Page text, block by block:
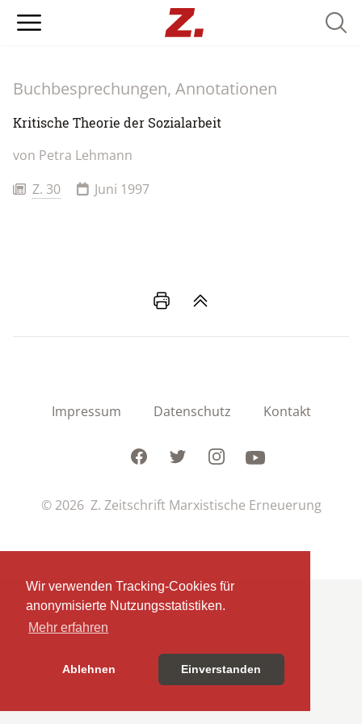
Wir verwenden Tracking-Cookies für
anonymisierte Nutzungsstatistiken.
Mehr erfahren
Ablehnen Einverstanden
Buchbesprechungen, Annotationen
Kritische Theorie der Sozialarbeit
von Petra Lehmann
Z. 30
Juni 1997
Impressum Datenschutz Kontakt
FacebookTwitterInstagramYoutube
© 2026 Z. Zeitschrift Marxistische Erneuerung